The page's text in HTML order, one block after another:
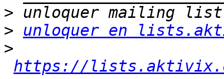
>
>
unloquer en
>
https://